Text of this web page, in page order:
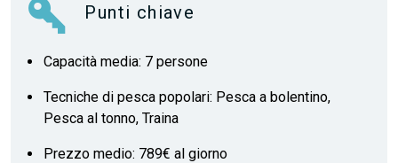
Punti chiave
Capacità media: 7 persone
Tecniche di pesca popolari: Pesca a bolentino,
Pesca al tonno, Traina
Prezzo medio: 789€ al giorno